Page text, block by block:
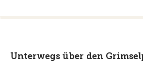
Unterwegs über den